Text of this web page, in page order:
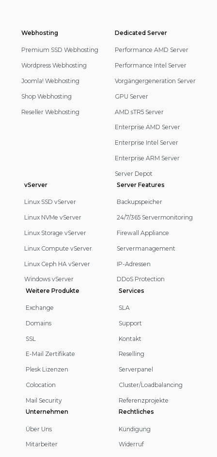
Footer
Navigation
Webhosting
Premium SSD Webhosting
Wordpress Webhosting
Joomla! Webhosting
Shop Webhosting
Reseller Webhosting
Dedicated Server
Performance AMD Server
Performance Intel Server
Vorgängergeneration Server
GPU Server
AMD sTR5 Server
Enterprise AMD Server
Enterprise Intel Server
Enterprise ARM Server
Server Depot
vServer
Linux SSD vServer
Linux NVMe vServer
Linux Storage vServer
Linux Compute vServer
Linux Ceph HA vServer
Windows vServer
Server Features
Backupspeicher
24/7/365 Servermonitoring
Firewall Appliance
Servermanagement
IP-Adressen
DDoS Protection
Weitere Produkte
Exchange
Domains
SSL
E-Mail Zertifikate
Plesk Lizenzen
Colocation
Mail Security
Services
SLA
Support
Kontakt
Reselling
Serverpanel
Cluster/Loadbalancing
Referenzprojekte
Unternehmen
Über Uns
Mitarbeiter
Rechtliches
Kündigung
Widerruf